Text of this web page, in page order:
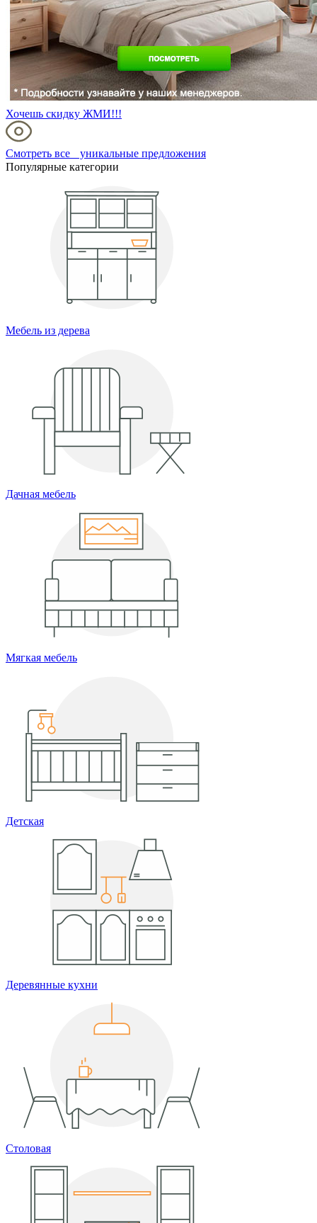
Хочешь скидку ЖМИ!!!
Смотреть все уникальные предложения
Популярные категории
Мебель из дерева
Дачная мебель
Мягкая мебель
Детская
Деревянные кухни
Столовая